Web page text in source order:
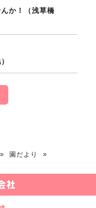
か！（浅草橋
» 園だより
»
社
All rights Reserved.